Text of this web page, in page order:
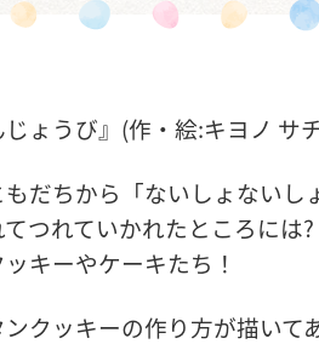
じょうび』(作・絵:キヨノ
だちから「ないしょないし
つれていかれたところには
キーやケーキたち！
クッキーの作り方が描いて